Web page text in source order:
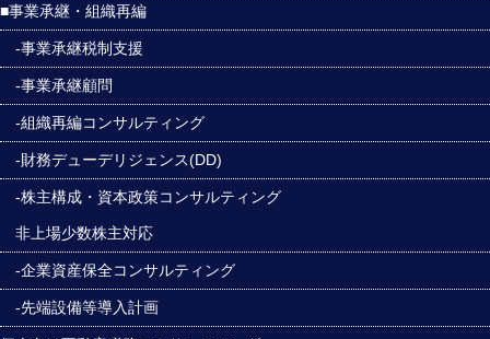
■事業承継・組織再編
-事業承継税制支援
-事業承継顧問
-組織再編コンサルティング
-財務デューデリジェンス(DD)
-株主構成・資本政策コンサルティング
非上場少数株主対応
-企業資産保全コンサルティング
-先端設備等導入計画